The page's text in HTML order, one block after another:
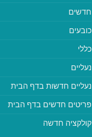
חדשים
כובעים
כללי
נעליים
נעליים חדשות בדף הבית
פריטים חדשים בדף הבית
קולקציה חדשה